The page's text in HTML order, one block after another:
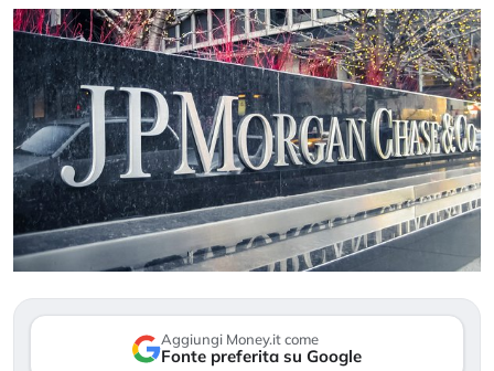
Aggiungi Money.it come
Fonte preferita su Google